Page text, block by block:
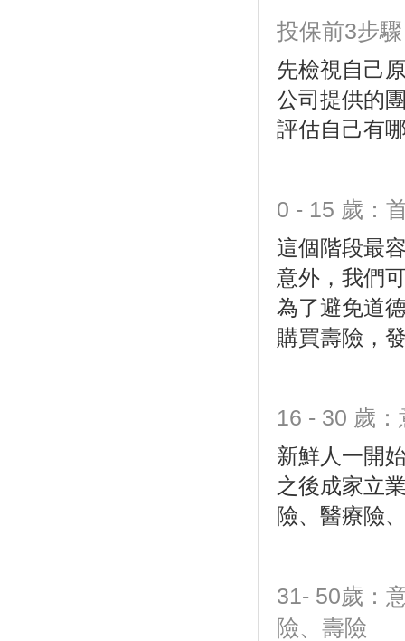
投保前3步
先檢視自己
公司提供的
評估自己有
0 - 15 歲：
這個階段最
意外，我們
為了避免道
購買壽險，
16 - 30 歲
新鮮人一開
之後成家立
險、醫療險
31- 50歲：
險、壽險